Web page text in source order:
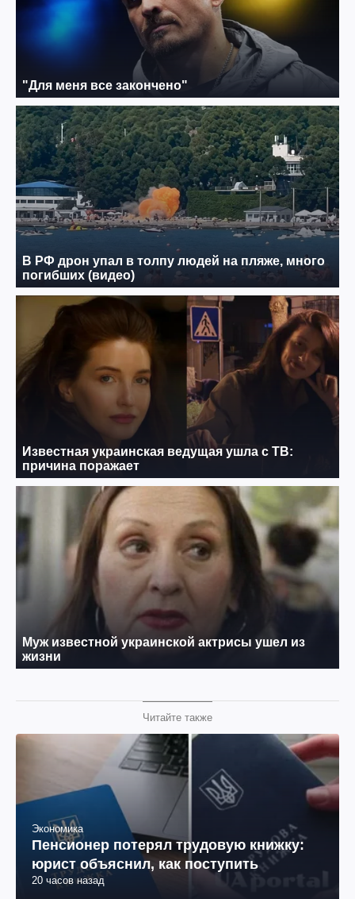
Читайте также
Экономика
Пенсионер потерял трудовую книжку:
юрист объяснил, как поступить
20 часов назад